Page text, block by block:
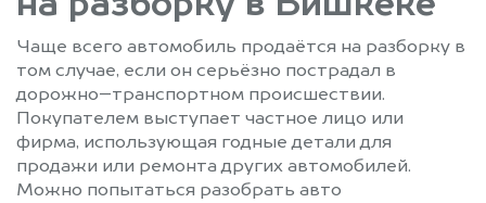
Чаще всего автомобиль продаётся на разборку в
том случае, если он серьёзно пострадал в
дорожно–транспортном происшествии.
Покупателем выступает частное лицо или
фирма, использующая годные детали для
продажи или ремонта других автомобилей.
Можно попытаться разобрать авто